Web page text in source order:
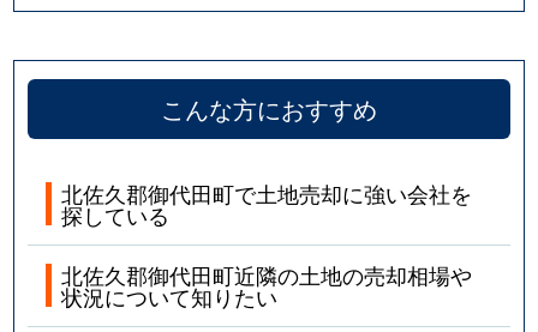
こんな方におすすめ
北佐久郡御代田町で土地売却に強い会社を
探している
北佐久郡御代田町近隣の土地の売却相場や
状況について知りたい